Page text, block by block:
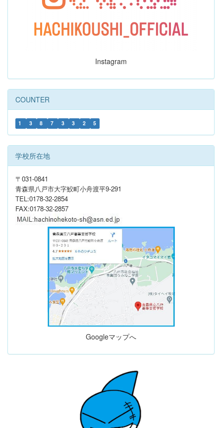
Instagram
COUNTER
1 3 8 7 3 3 2 5
学校所在地
〒031-0841
青森県八戸市大字鮫町小舟渡平9-291
TEL:0178-32-2854
FAX:0178-32-2857
Googleマップへ